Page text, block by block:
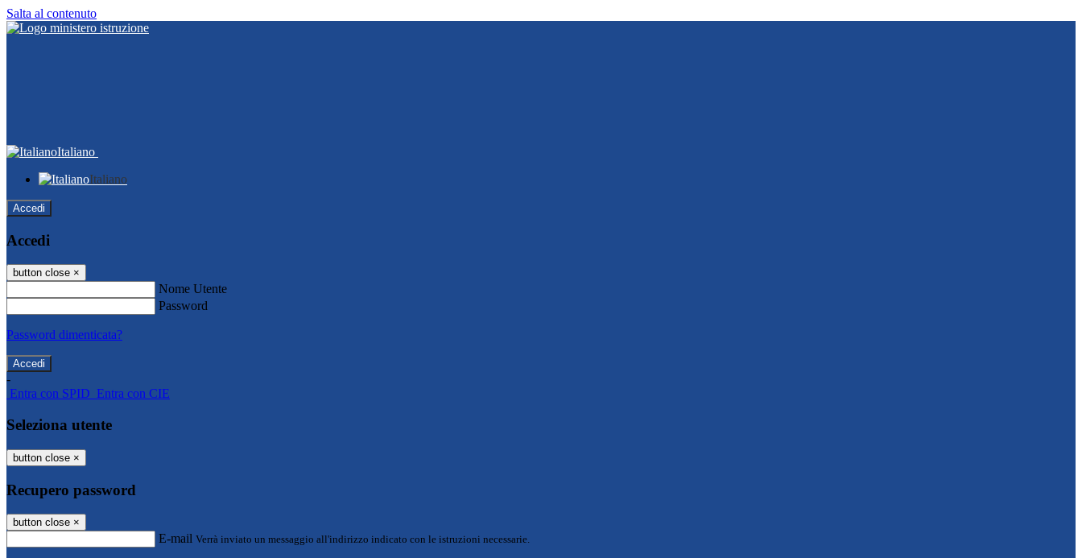
Salta al contenuto
Italiano
Italiano
Accedi
Accedi
button close ×
Nome Utente
Password
Password dimenticata?
-
Entra con SPID Entra con CIE
Seleziona utente
button close ×
Recupero password
button close ×
E-mail Verrà inviato un messaggio all'indirizzo indicato con le istruzioni necessarie.